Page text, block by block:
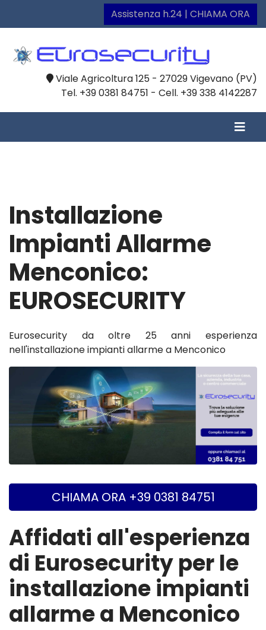
Assistenza h.24 | CHIAMA ORA
Viale Agricoltura 125 - 27029 Vigevano (PV)
Tel. +39 0381 84751 - Cell. +39 338 4142287
Installazione
Impianti Allarme
Menconico:
EUROSECURITY
Eurosecurity da oltre 25 anni esperienza
nell'installazione impianti allarme a Menconico
CHIAMA ORA +39 0381 84751
Affidati all'esperienza
di Eurosecurity per le
installazione impianti
allarme a Menconico